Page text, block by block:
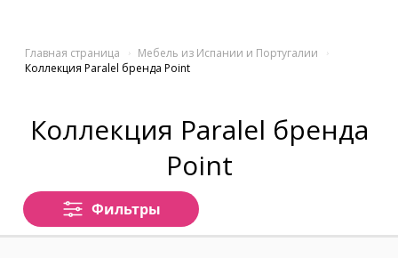
Главная страница
Мебель из Испании и Португалии
Коллекция Paralel бренда Point
Коллекция Paralel бренда
Point
Фильтры